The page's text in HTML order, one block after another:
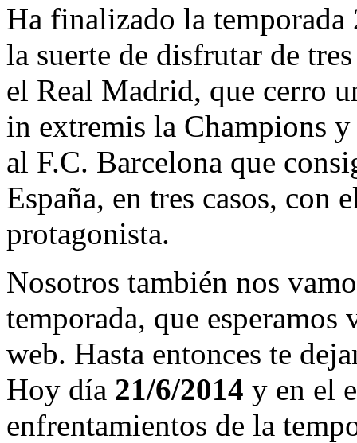
Ha finalizado la
la suerte de disfrutar de
el Real Madrid, que cerro
in extremis la Champions
al F.C. Barcelona que
España, en tres casos,
protagonista.
Nosotros también nos
temporada, que esperamos
web. Hasta entonces te
Hoy día 21/6/2014 y en el
enfrentamientos de la